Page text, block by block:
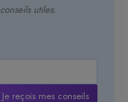
utiles.
Je reçois mes conseils